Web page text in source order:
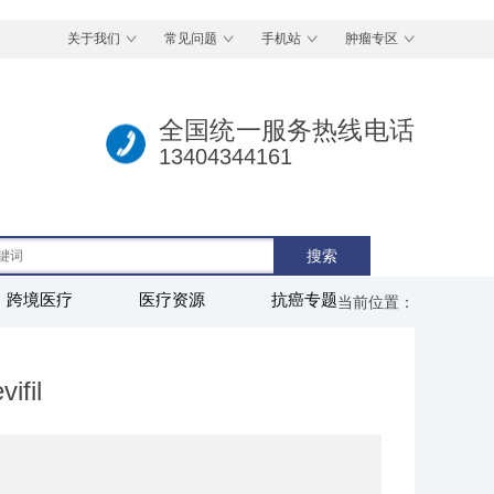
关于我们 常见问题 手机站 肿瘤专区
全国统一服务热线电话
13404344161
跨境医疗 医疗资源 抗癌专题当前位置：